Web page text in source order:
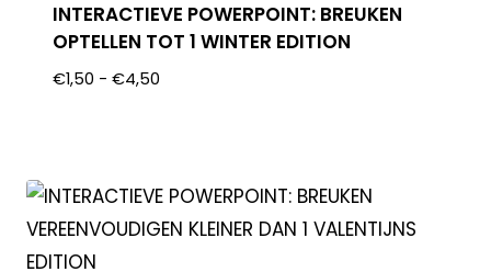
INTERACTIEVE POWERPOINT: BREUKEN
OPTELLEN TOT 1 WINTER EDITION
€1,50 - €4,50